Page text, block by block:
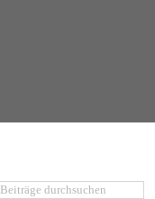
Du suchst etwas bestimmtes?